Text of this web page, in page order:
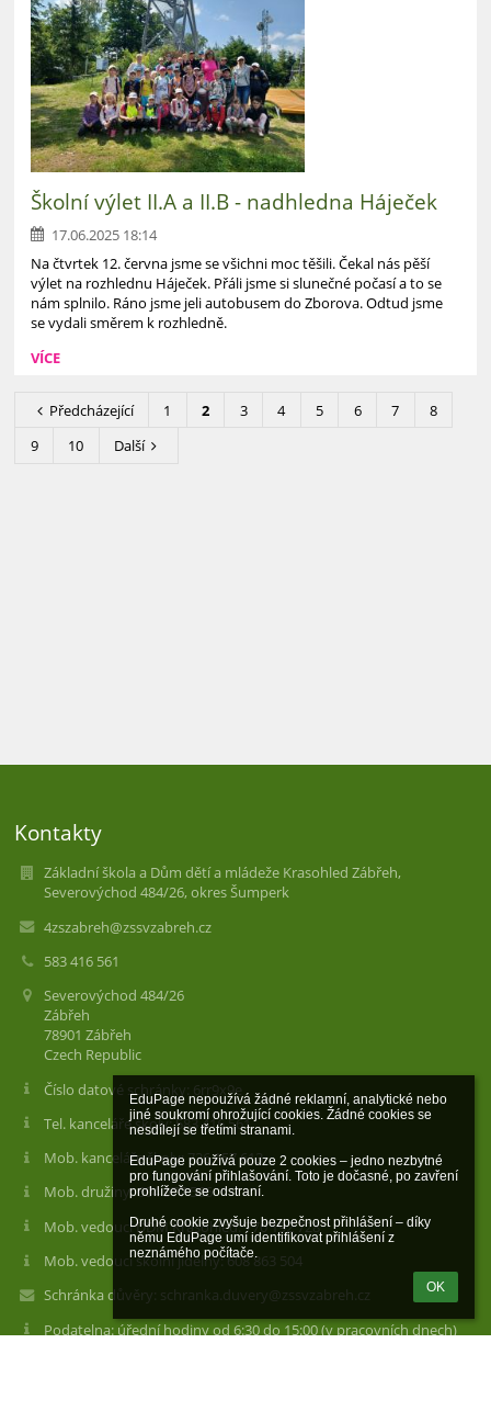
EduPage nepoužívá žádné reklamní, analytické nebo
jiné soukromí ohrožující cookies. Žádné cookies se
nesdílejí se třetími stranami.
EduPage používá pouze 2 cookies – jedno nezbytné
pro fungování přihlašování. Toto je dočasné, po zavření
prohlížeče se odstraní.
Druhé cookie zvyšuje bezpečnost přihlášení – díky
němu EduPage umí identifikovat přihlášení z
neznámého počítače.
OK
Školní výlet II.A a II.B - nadhledna Háječek
17.06.2025 18:14
Na čtvrtek 12. června jsme se všichni moc těšili. Čekal nás pěší
výlet na rozhlednu Háječek. Přáli jsme si slunečné počasí a to se
nám splnilo. Ráno jsme jeli autobusem do Zborova. Odtud jsme
se vydali směrem k rozhledně.
VÍCE
Předcházející 1 2 3 4 5 6 7
8
9
10 Další
Kontakty
Základní škola a Dům dětí a mládeže Krasohled Zábřeh,
Severovýchod 484/26, okres Šumperk
4zszabreh@zssvzabreh.cz
583 416 561
Severovýchod 484/26
Zábřeh
78901 Zábřeh
Czech Republic
Číslo datové schránky: 6rr9x9e
Tel. kanceláře školy: 583 416 561
Mob. kanceláře školy: 736 157 613
Mob. družiny: 604 977 566
Mob. vedoucí DDM Krasohled: 770 192 728
Mob. vedoucí školní jídelny: 608 863 504
Schránka důvěry: schranka.duvery@zssvzabreh.cz
Podatelna: úřední hodiny od 6:30 do 15:00 (v pracovních dnech)